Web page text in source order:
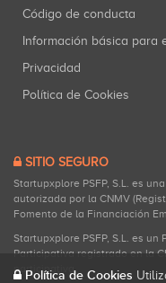
Código de conducta
Información básica para
Privacidad
Política de Cookies
SITIO SEGURO
Startupxplore PSFP, S.L. es
autorizada por la CNMV
Fomento de la Financiación
Startupxplore PSFP, S.L. es
Participativa registrado en la
participativa.
Política de Cookies